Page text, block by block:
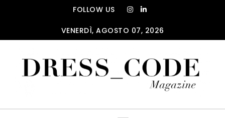
FOLLOW US
VENERDÌ, AGOSTO 07, 2026